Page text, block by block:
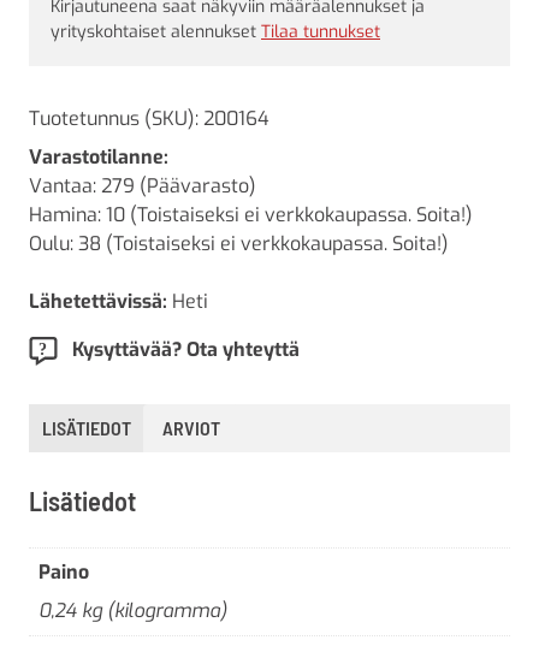
Kirjautuneena saat näkyviin määräalennukset ja
yrityskohtaiset alennukset Tilaa tunnukset
Tuotetunnus (SKU):200164
Varastotilanne:
Vantaa: 279 (Päävarasto)
Hamina: 10 (Toistaiseksi ei verkkokaupassa. Soita!)
Oulu: 38 (Toistaiseksi ei verkkokaupassa. Soita!)
Lähetettävissä: Heti
Kysyttävää? Ota yhteyttä
LISÄTIEDOT ARVIOT
Lisätiedot
Paino
0,24 kg (kilogramma)